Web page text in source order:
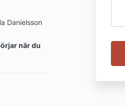
Danielsson
när du